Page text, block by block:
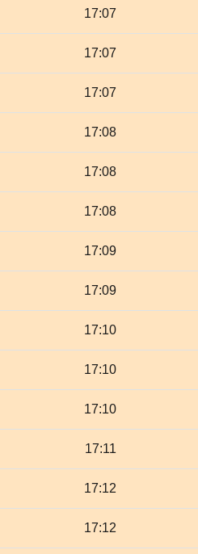
17:07
17:07
17:07
17:08
17:08
17:08
17:09
17:09
17:10
17:10
17:10
17:11
17:12
17:12